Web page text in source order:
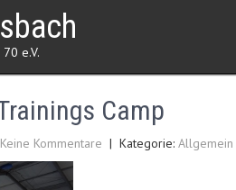
e.V.
Camp
Keine Kommentare | Kategorie: Allgemein